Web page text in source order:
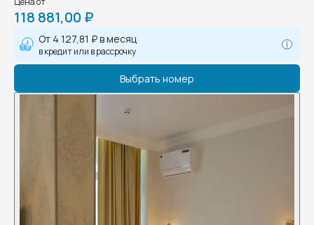
118 881,00 ₽
От 4 127,81 ₽в месяц
в кредит или в рассрочку
Выбрать номер